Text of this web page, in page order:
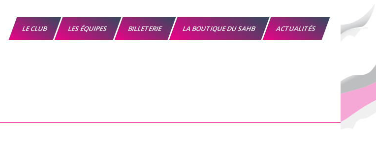
LE CLUB LES ÉQUIPES BILLETERIE LA BOUTIQUE DU SAHB ACTUALITÉS